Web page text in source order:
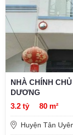
NHÀ CHÍNH
DƯƠNG
3.2 tỷ
80 m²
Huyện Tân